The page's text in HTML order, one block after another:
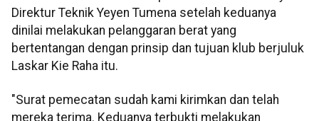
Direktur Teknik Yeyen Tumena setelah keduanya
dinilai melakukan pelanggaran berat yang
bertentangan dengan prinsip dan tujuan klub berjuluk
Laskar Kie Raha itu.
"Surat pemecatan sudah kami kirimkan dan telah
mereka terima. Keduanya terbukti melakukan